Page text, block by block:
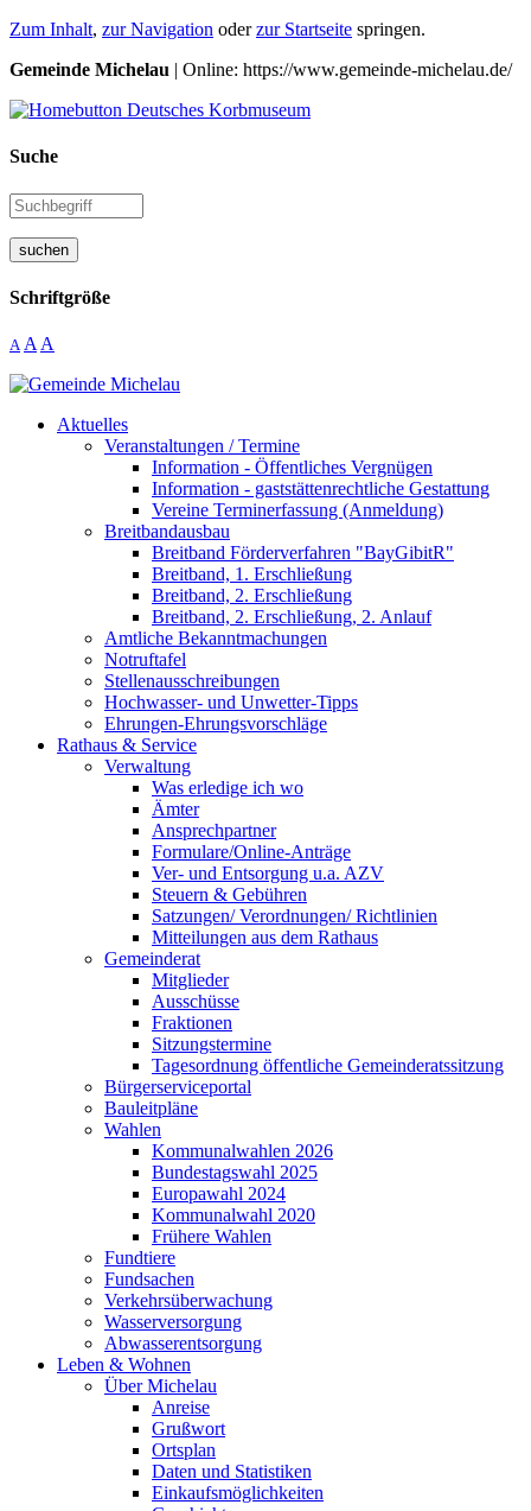
Zum Inhalt, zur Navigation oderzur Startseite springen.
Gemeinde Michelau | Online: https://www.gemeinde-michelau.de/
Suche
suchen
Schriftgröße
A A A
Aktuelles
Veranstaltungen / Termine
Information - Öffentliches Vergnügen
Information - gaststättenrechtliche Gestattung
Vereine Terminerfassung (Anmeldung)
Breitbandausbau
Breitband Förderverfahren "BayGibitR"
Breitband, 1. Erschließung
Breitband, 2. Erschließung
Breitband, 2. Erschließung, 2. Anlauf
Amtliche Bekanntmachungen
Notruftafel
Stellenausschreibungen
Hochwasser- und Unwetter-Tipps
Ehrungen-Ehrungsvorschläge
Rathaus & Service
Verwaltung
Was erledige ich wo
Ämter
Ansprechpartner
Formulare/Online-Anträge
Ver- und Entsorgung u.a. AZV
Steuern & Gebühren
Satzungen/ Verordnungen/ Richtlinien
Mitteilungen aus dem Rathaus
Gemeinderat
Mitglieder
Ausschüsse
Fraktionen
Sitzungstermine
Tagesordnung öffentliche Gemeinderatssitzung
Bürgerserviceportal
Bauleitpläne
Wahlen
Kommunalwahlen 2026
Bundestagswahl 2025
Europawahl 2024
Kommunalwahl 2020
Frühere Wahlen
Fundtiere
Fundsachen
Verkehrsüberwachung
Wasserversorgung
Abwasserentsorgung
Leben & Wohnen
Über Michelau
Anreise
Grußwort
Ortsplan
Daten und Statistiken
Einkaufsmöglichkeiten